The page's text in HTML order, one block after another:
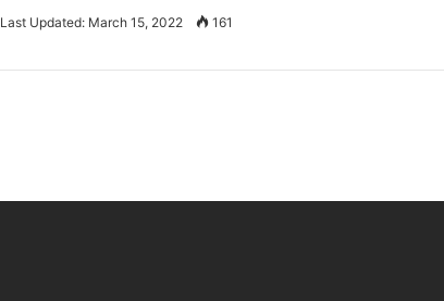
Last Updated: March 15, 2022 161